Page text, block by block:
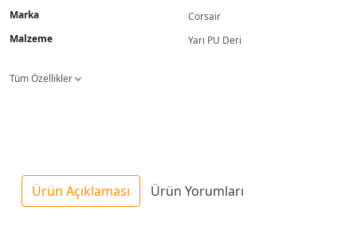
Marka
Corsair
Malzeme
Yarı PU Deri
Tüm Özellikler
Ürün Açıklaması Ürün Yorumları